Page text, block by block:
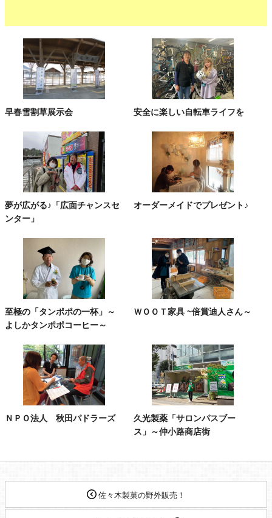
早春雪割草展示会 安全に楽しい自転車ライフを
夢が広がる♪「広面チャンスセ
ンター」
オーダーメイドでプレゼント♪
至極の「タンポポの一杯」～
よしかタンポポコーヒー～
ＷＯＯＴ家具 ~倍賞迪人さん～
ＮＰＯ法人 秋田パドラーズ
久光製薬「サロンパスブー
ス」～仲小路商店街
佐々木製菓の野外販売！